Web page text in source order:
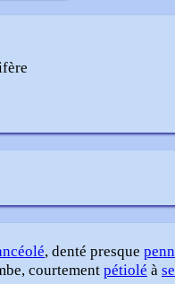
, denté presque
courtementpétiolé à